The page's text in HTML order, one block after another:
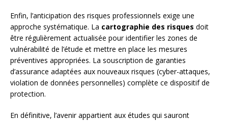
Enfin, l’anticipation des risques professionnels exige une
approche systématique. La cartographie des risques doit
être régulièrement actualisée pour identifier les zones de
vulnérabilité de l’étude et mettre en place les mesures
préventives appropriées. La souscription de garanties
d’assurance adaptées aux nouveaux risques (cyber-attaques,
violation de données personnelles) complète ce dispositif de
protection.
En définitive, l’avenir appartient aux études qui sauront